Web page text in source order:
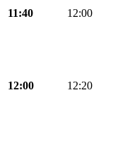
11:40 12:00
12:00 12:20